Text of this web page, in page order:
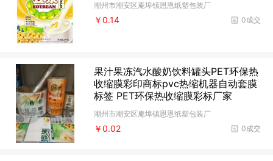
潮州市潮安区庵埠镇恩恩纸塑包装厂
0成交
￥0.14
果汁果冻汽水酸奶饮料罐头PET环保热
收缩膜彩印商标pvc热缩机器自动套膜
标签 PET环保热收缩膜彩标厂家
潮州市潮安区庵埠镇恩恩纸塑包装厂
0成交
￥0.02